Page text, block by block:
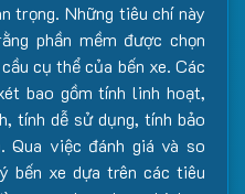
trọng. Những tiêu chí này
phần mềm được chọn
cụ thể của bến xe. Các
bao gồm tính linh hoạt,
tính dễ sử dụng, tính bảo
Qua việc đánh giá và so
bến xe dựa trên các tiêu